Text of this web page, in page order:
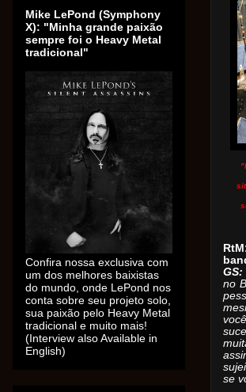
GS:
no
se
Mike LePond (Symphony
X): "Minha grande paixão
sempre foi o Heavy Metal
tradicional"
Confira nossa exclusiva com
um dos melhores baixistas
do mundo, onde LePond nos
conta sobre seu projeto solo,
sua paixão pelo Heavy Metal
tradicional e muito mais!
(Interview also Available in
English)